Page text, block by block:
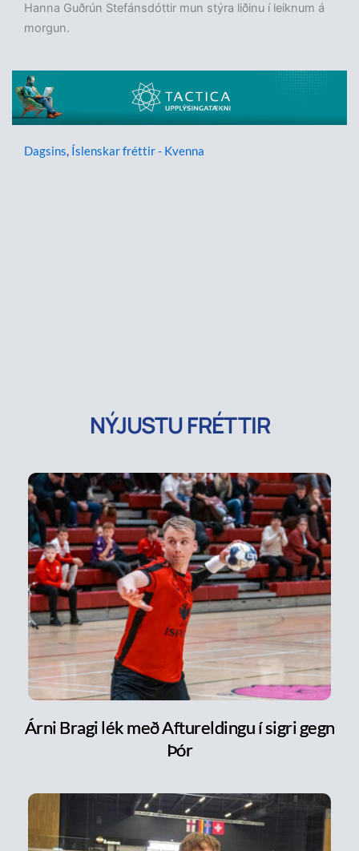
Hanna Guðrún Stefánsdóttir mun stýra liðinu í leiknum á
morgun.
Dagsins, Íslenskar fréttir - Kvenna
NÝJUSTU FRÉTTIR
Árni Bragi lék með Aftureldingu í sigri gegn
Þór